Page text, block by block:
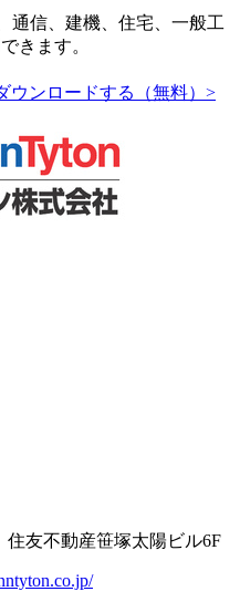
通信、建機、住宅、一般工
きます。
ウンロードする（無料）>
友不動産笹塚太陽ビル6F